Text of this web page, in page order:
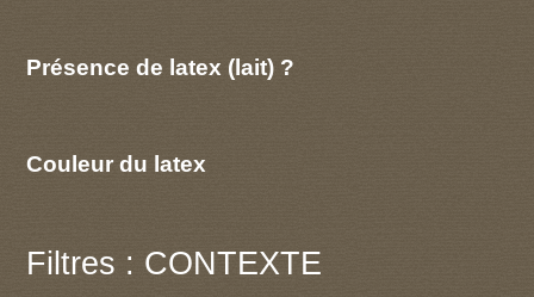
Présence de latex (lait) ?
Couleur du latex
Filtres : CONTEXTE